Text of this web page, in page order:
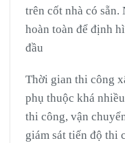
trên cốt nhà có
hoàn toàn để định
đầu
Thời gian thi công
phụ thuộc khá
thi công, vận
giám sát tiến độ thi